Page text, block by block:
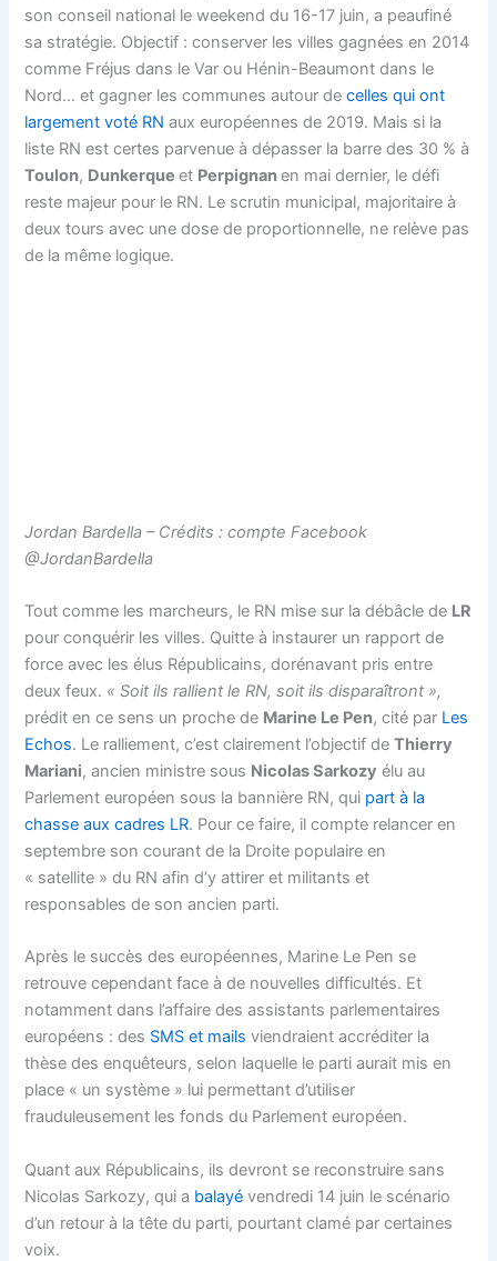
son conseil national le weekend du 16-17 juin, a peaufiné
sa stratégie. Objectif : conserver les villes gagnées en 2014
comme Fréjus dans le Var ou Hénin-Beaumont dans le
Nord… et gagner les communes autour decelles qui ont
largement voté RN aux européennes de 2019. Mais si la
liste RN est certes parvenue à dépasser la barre des 30 % à
Toulon, Dunkerqueet Perpignanen mai dernier, le défi
reste majeur pour le RN. Le scrutin municipal, majoritaire à
deux tours avec une dose de proportionnelle, ne relève pas
de la même logique.
Jordan Bardella – Crédits : compte Facebook
@JordanBardella
Tout comme les marcheurs, le RN mise sur la débâcle de LR
pour conquérir les villes. Quitte à instaurer un rapport de
force avec les élus Républicains, dorénavant pris entre
deux feux. «Soit ils rallient le RN, soit ils disparaîtront »,
prédit en ce sens un proche de Marine Le Pen, cité par Les
Echos. Le ralliement, c’est clairement l’objectif deThierry
Mariani, ancien ministre sous Nicolas Sarkozy élu au
Parlement européen sous la bannière RN, qui part à la
chasse aux cadres LR. Pour ce faire, il compte relancer en
septembre son courant de la Droite populaire en
« satellite » du RN afin d’y attirer et militants et
responsables de son ancien parti.
Après le succès des européennes, Marine Le Pen se
retrouve cependant face à de nouvelles difficultés. Et
notamment dans l’affaire des assistants parlementaires
européens : des SMS et mails viendraient accréditer la
thèse des enquêteurs, selon laquelle le parti aurait mis en
place « un système » lui permettant d’utiliser
frauduleusement les fonds du Parlement européen.
Quant aux Républicains, ils devront se reconstruire sans
Nicolas Sarkozy, qui a balayé vendredi 14 juin le scénario
d’un retour à la tête du parti, pourtant clamé par certaines
voix.